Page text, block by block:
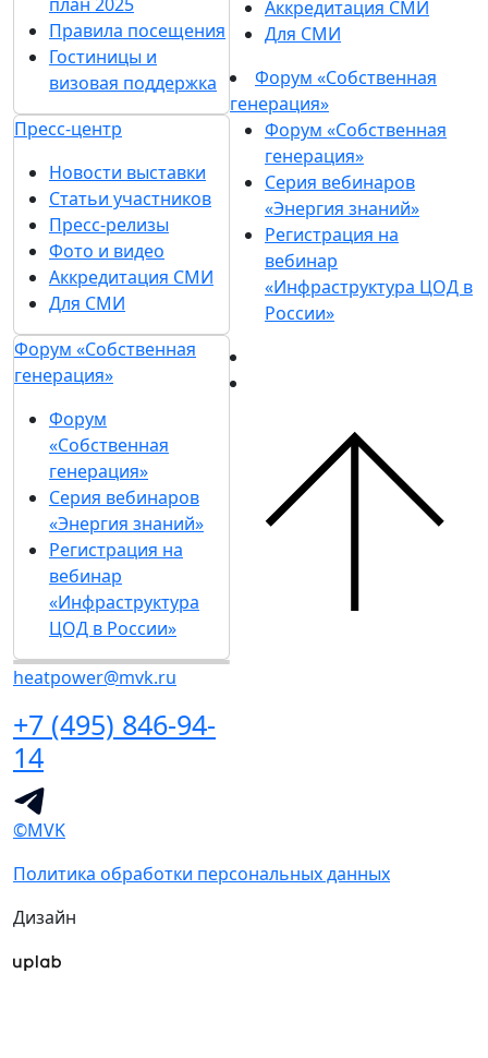
Правила посещения
Гостиницы и
визовая поддержка
Пресс-центр
Новости выставки
Статьи участников
Пресс-релизы
Фото и видео
Аккредитация СМИ
Для СМИ
Форум «Собственная
генерация»
Форум
«Собственная
генерация»
Серия вебинаров
«Энергия знаний»
Регистрация на
вебинар
«Инфраструктура
ЦОД в России»
heatpower@mvk.ru
+7 (495) 846-94-
14
Аккредитация СМИ
Для СМИ
Форум «Собственная
генерация»
Форум «Собственная
генерация»
Серия вебинаров
«Энергия знаний»
Регистрация на
вебинар
«Инфраструктура ЦОД в
России»
©MVK
Политика обработки персональных данных
Дизайн